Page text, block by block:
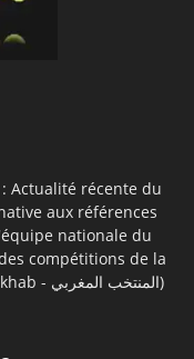
: Actualité récente du
aux références
nationale du
compétitions de la
CAF et FIFA. (أسود الأطلس - Al Mountakhab - المنتخب المغربي)